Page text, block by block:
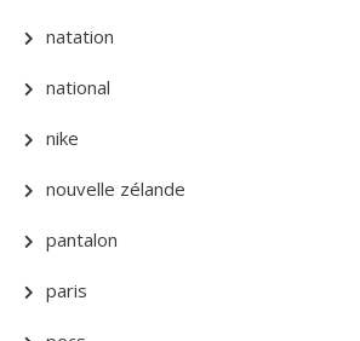
natation
national
nike
nouvelle zélande
pantalon
paris